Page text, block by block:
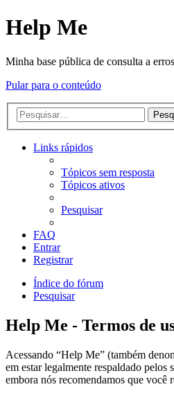
Help Me
Minha base pública de consulta a
Pular para o conteúdo
Links rápidos
Tópicos sem resposta
Tópicos ativos
Pesquisar
FAQ
Entrar
Registrar
Índice do fórum
Pesquisar
Help Me - Termos de
Acessando “Help Me” (também
em estar legalmente respaldado
embora nós recomendamos que você